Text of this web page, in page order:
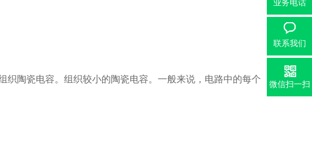
陶瓷电容。组织较小的陶瓷电容。一般来说，电路中的每个
业务电话
联系我们
微信扫一扫